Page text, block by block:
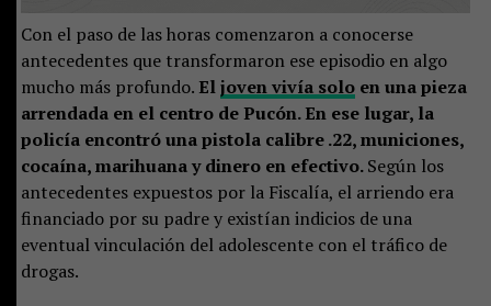
Con el paso de las horas comenzaron a conocerse
antecedentes que transformaron ese episodio en algo
mucho más profundo. Eljoven vivía soloen una pieza
arrendada en el centro de Pucón. En ese lugar, la
policía encontró una pistola calibre .22, municiones,
cocaína, marihuana y dinero en efectivo.Según los
antecedentes expuestos por la Fiscalía, el arriendo era
financiado por su padre y existían indicios de una
eventual vinculación del adolescente con el tráfico de
drogas.